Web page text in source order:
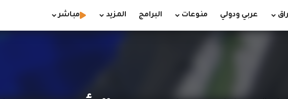
عربي ودولي منوعات البرامج المزيد مباشر